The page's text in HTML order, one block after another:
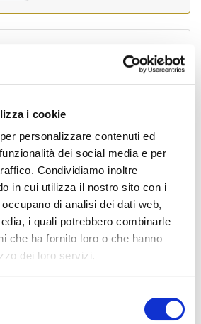
i cookie
personalizzare contenuti ed
dei social media e per
Condividiamo inoltre
in cui utilizza il nostro sito con i
di analisi dei dati web,
i quali potrebbero combinarle
che ha fornito loro o che hanno
dei loro servizi.